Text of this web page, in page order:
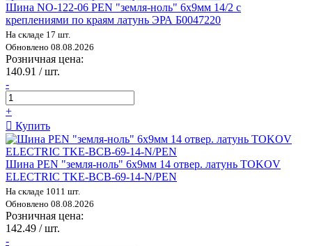
Шина NO-122-06 PEN "земля-ноль" 6х9мм 14/2 с
креплениями по краям латунь ЭРА Б0047220
На складе 17 шт.
Обновлено 08.08.2026
Розничная цена:
140.91 / шт.
-
+
Купить
Шина PEN "земля-ноль" 6х9мм 14 отвер. латунь TOKOV
ELECTRIC TKE-BCB-69-14-N/PEN
На складе 1011 шт.
Обновлено 08.08.2026
Розничная цена:
142.49 / шт.
-